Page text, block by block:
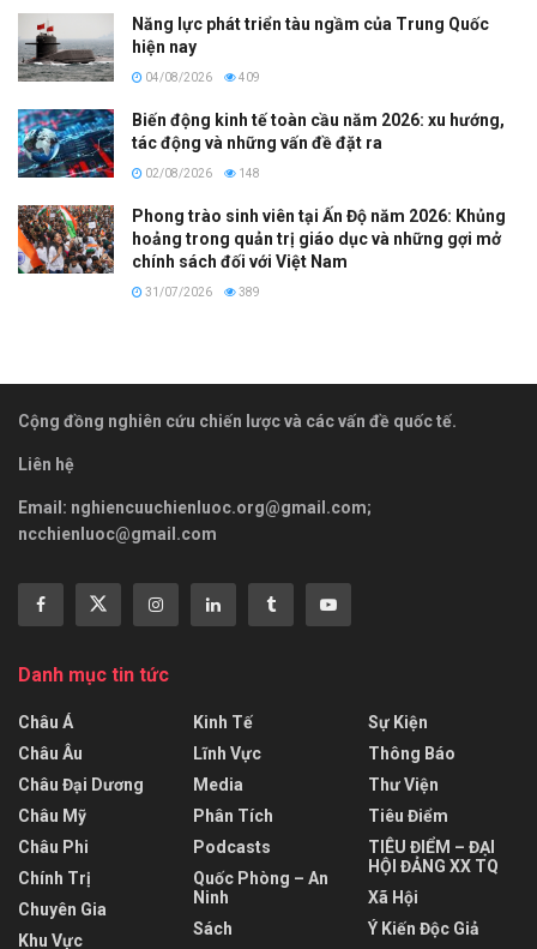
Năng lực phát triển tàu ngầm của Trung Quốc
hiện nay
04/08/2026 409
Biến động kinh tế toàn cầu năm 2026: xu hướng,
tác động và những vấn đề đặt ra
02/08/2026 148
Phong trào sinh viên tại Ấn Độ năm 2026: Khủng
hoảng trong quản trị giáo dục và những gợi mở
chính sách đối với Việt Nam
31/07/2026 389
Cộng đồng nghiên cứu chiến lược và các vấn đề quốc tế.
Liên hệ
Email: nghiencuuchienluoc.org@gmail.com;
ncchienluoc@gmail.com
Danh mục tin tức
Châu Á
Châu Âu
Châu Đại Dương
Châu Mỹ
Châu Phi
Chính Trị
Chuyên Gia
Khu Vực
Kinh Tế
Lĩnh Vực
Media
Phân Tích
Podcasts
Quốc Phòng – An
Ninh
Sách
Sự Kiện
Thông Báo
Thư Viện
Tiêu Điểm
TIÊU ĐIỂM – ĐẠI
HỘI ĐẢNG XX TQ
Xã Hội
Ý Kiến Độc Giả